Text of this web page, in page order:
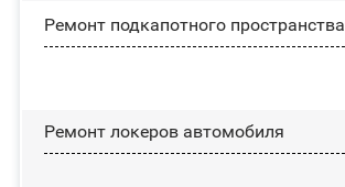
Ремонт подкапотного пространства
Ремонт лoĸepoв автомобиля